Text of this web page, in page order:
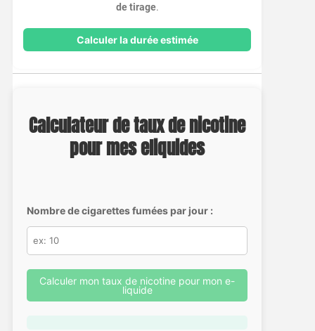
de tirage.
Calculer la durée estimée
Calculateur de taux de nicotine
pour mes eliquides
Nombre de cigarettes fumées par jour :
Calculer mon taux de nicotine pour mon e-
liquide